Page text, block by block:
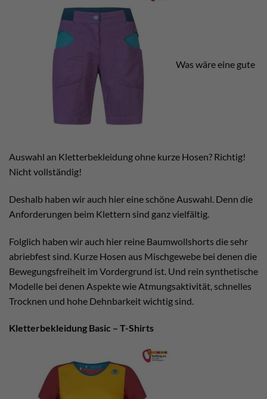
Was wäre eine gute
Auswahl an Kletterbekleidung ohne kurze Hosen? Richtig!
Nicht vollständig!
Deshalb haben wir auch hier eine schöne Auswahl. Denn die
Anforderungen beim Klettern sind ganz vielfältig.
Folglich haben wir auch hier reine Baumwollshorts die sehr
abriebfest sind. Kurze Hosen aus Mischgewebe bei denen die
Bewegungsfreiheit im Vordergrund ist. Und rein synthetische
Modelle bei denen Aspekte wie Atmungsaktivität, schnelles
Trocknen und hohe Dehnbarkeit wichtig sind.
Kletterbekleidung Basic – T-Shirts